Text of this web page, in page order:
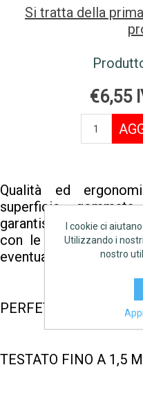
Si tratta della
€6,55
Qualità ed
superficie
garantisce un ”grip”
con le mani
eventuali urti.
PERFETTA TENUTA
TESTATO FINO A 1,5
I cookie ci
Utilizzando i
nostro